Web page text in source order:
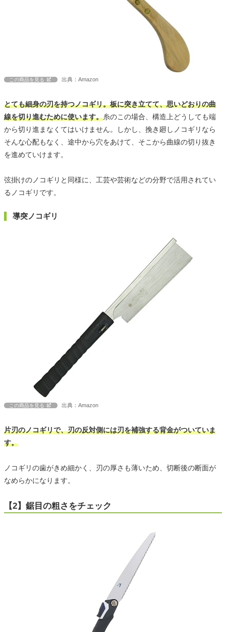
この商品を見る 出典：Amazon
とても細身の刃を持つノコギリ。板に突き立てて、思いどおりの曲
線を切り進むために使います。糸のこの場合、構造上どうしても端
から切り進まなくてはいけません。しかし、挽き廻しノコギリなら
そんな心配もなく、途中から穴をあけて、そこから曲線の切り抜き
を進めていけます。
弦掛けのノコギリと同様に、工芸や芸術などの分野で活用されてい
るノコギリです。
導突ノコギリ
この商品を見る 出典：Amazon
片刃のノコギリで、刃の反対側には刃を補強する背金がついていま
す。
ノコギリの歯がきめ細かく、刃の厚さも薄いため、切断後の断面が
なめらかになります。
【2】鋸目の粗さをチェック